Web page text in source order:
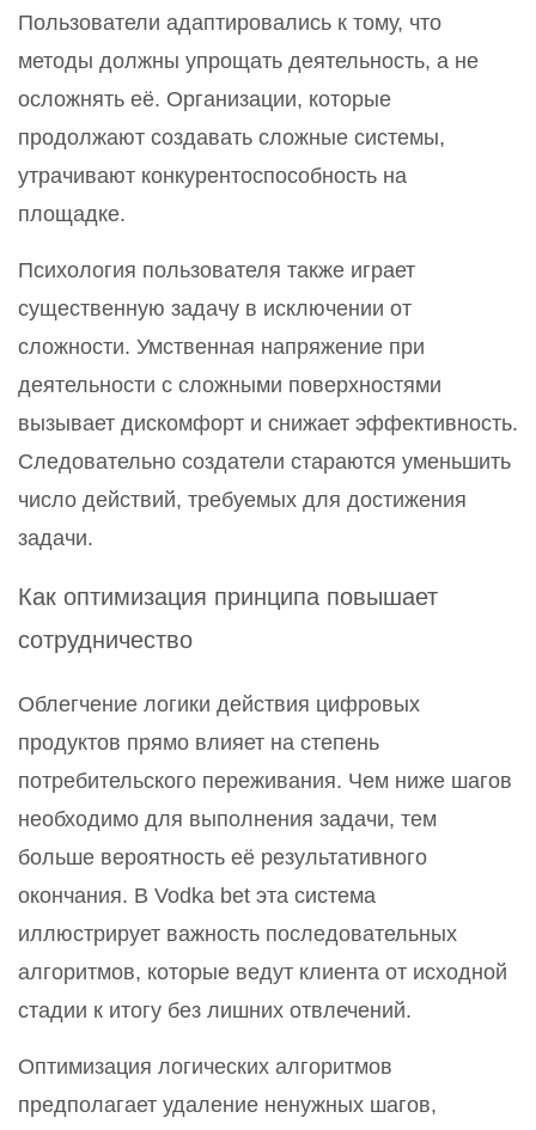
Пользователи адаптировались к тому, что
методы должны упрощать деятельность, а не
осложнять её. Организации, которые
продолжают создавать сложные системы,
утрачивают конкурентоспособность на
площадке.
Психология пользователя также играет
существенную задачу в исключении от
сложности. Умственная напряжение при
деятельности с сложными поверхностями
вызывает дискомфорт и снижает эффективность.
Следовательно создатели стараются уменьшить
число действий, требуемых для достижения
задачи.
Как оптимизация принципа повышает
сотрудничество
Облегчение логики действия цифровых
продуктов прямо влияет на степень
потребительского переживания. Чем ниже шагов
необходимо для выполнения задачи, тем
больше вероятность её результативного
окончания. В Vodka bet эта система
иллюстрирует важность последовательных
алгоритмов, которые ведут клиента от исходной
стадии к итогу без лишних отвлечений.
Оптимизация логических алгоритмов
предполагает удаление ненужных шагов,